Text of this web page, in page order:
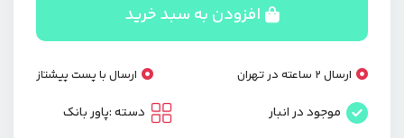
مدل
R62L
ظرفیت
10000
میلی‌آمپرساعت
عدد
افزودن به سبد خرید
ارسال 2 ساعته در تهران ارسال با پست پیشتاز
موجود در انبار دسته :پاور بانک